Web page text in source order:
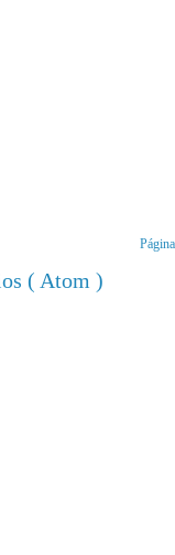
( Atom )